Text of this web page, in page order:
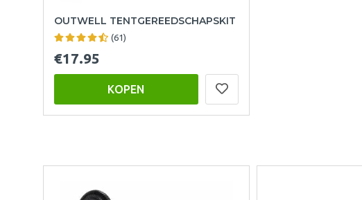
OUTWELL TENTGEREEDSCHAPSKIT
(61)
€17.95
KOPEN